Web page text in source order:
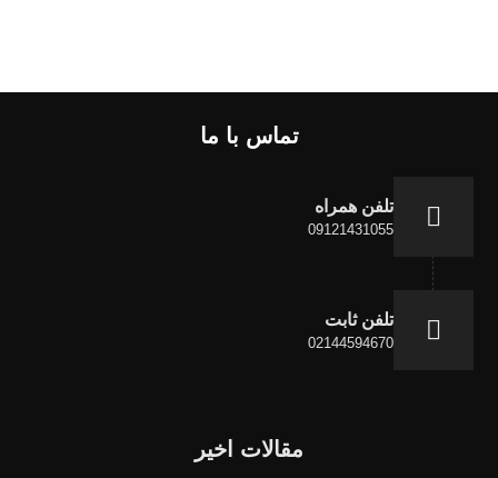
تماس با ما
تلفن همراه
09121431055
تلفن ثابت
02144594670
مقالات اخیر